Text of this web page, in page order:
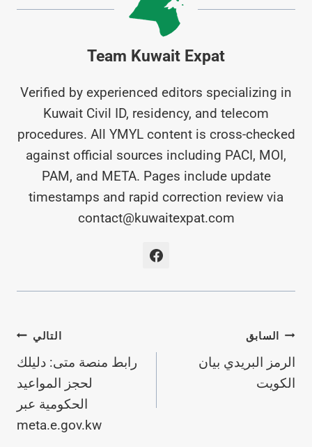
Team Kuwait Expat
Verified by experienced editors specializing in
Kuwait Civil ID, residency, and telecom
procedures. All YMYL content is cross-checked
against official sources including PACI, MOI,
PAM, and META. Pages include update
timestamps and rapid correction review via
contact@kuwaitexpat.com
تصفّح
المقالات
السابق
الرمز البريدي بيان
الكويت
التالي
رابط منصة متى: دليلك
لحجز المواعيد
الحكومية عبر
meta.e.gov.kw